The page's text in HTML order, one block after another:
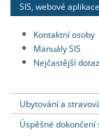
SIS, webové
Kontaktní osoby
Manuály SIS
Nejčastější
Ubytování a
Úspěšné dokončení